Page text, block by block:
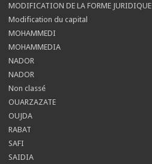
MODIFICATION DE LA FORME JURIDIQUE
Modification du capital
MOHAMMEDI
MOHAMMEDIA
NADOR
NADOR
Non classé
OUARZAZATE
OUJDA
RABAT
SAFI
SAIDIA